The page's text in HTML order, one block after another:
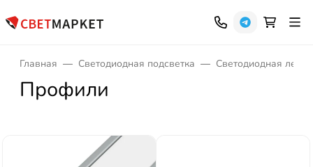
Главная Светодиодная подсветка Светодиодная лента
Профили